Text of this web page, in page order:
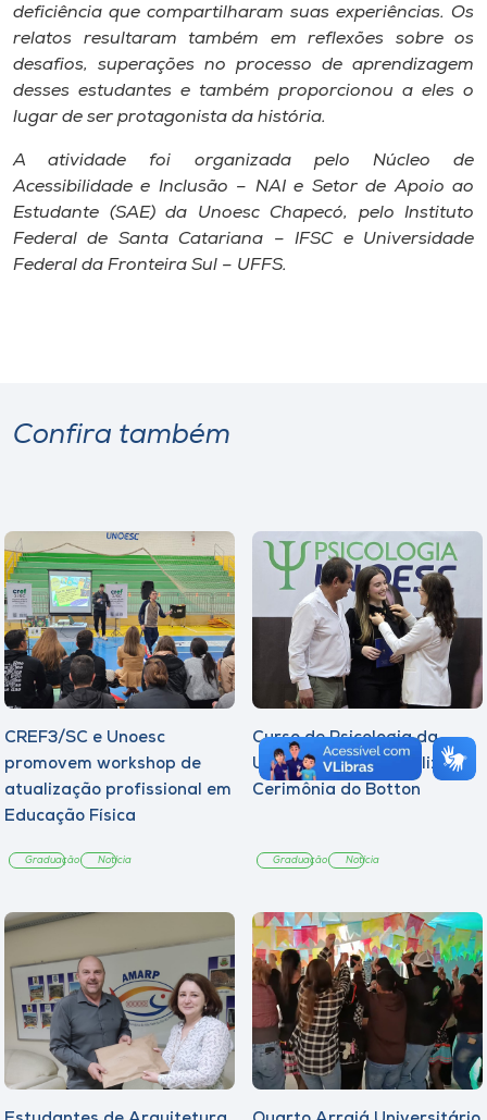
deficiência que compartilharam suas experiências. Os
relatos resultaram também em reflexões sobre os
desafios, superações no processo de aprendizagem
desses estudantes e também proporcionou a eles o
lugar de ser protagonista da história.
A atividade foi organizada pelo Núcleo de
Acessibilidade e Inclusão – NAI e Setor de Apoio ao
Estudante (SAE) da Unoesc Chapecó, pelo Instituto
Federal de Santa Catariana – IFSC e Universidade
Federal da Fronteira Sul – UFFS.
Confira também
CREF3/SC e Unoesc
promovem workshop de
atualização profissional em
Educação Física
Graduação Notícia
Curso de Psicologia da
Unoesc Joaçaba realiza 2ª
Cerimônia do Botton
Graduação Notícia